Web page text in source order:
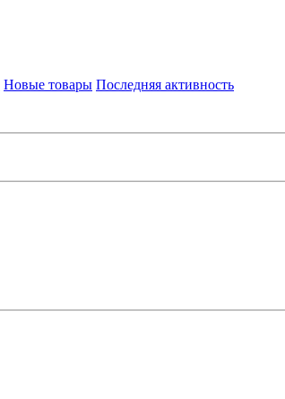
Новые товары Последняя активность